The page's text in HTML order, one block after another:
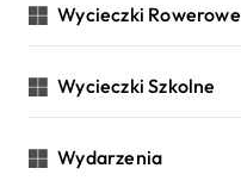
Wycieczki Rowerowe
Wycieczki Szkolne
Wydarzenia